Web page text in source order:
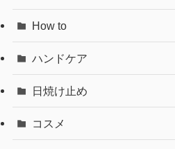
How to
ハンドケア
日焼け止め
コスメ